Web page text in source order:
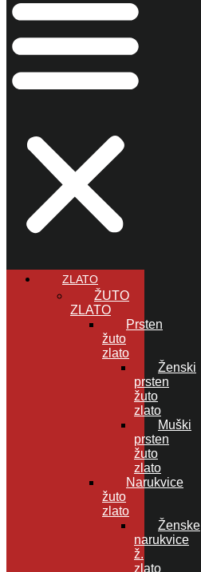
ZLATO
ŽUTO
ZLATO
Prsten
žuto
zlato
Ženski
prsten
žuto
zlato
Muški
prsten
žuto
zlato
Narukvice
žuto
zlato
Ženske
narukvice
ž.
zlato